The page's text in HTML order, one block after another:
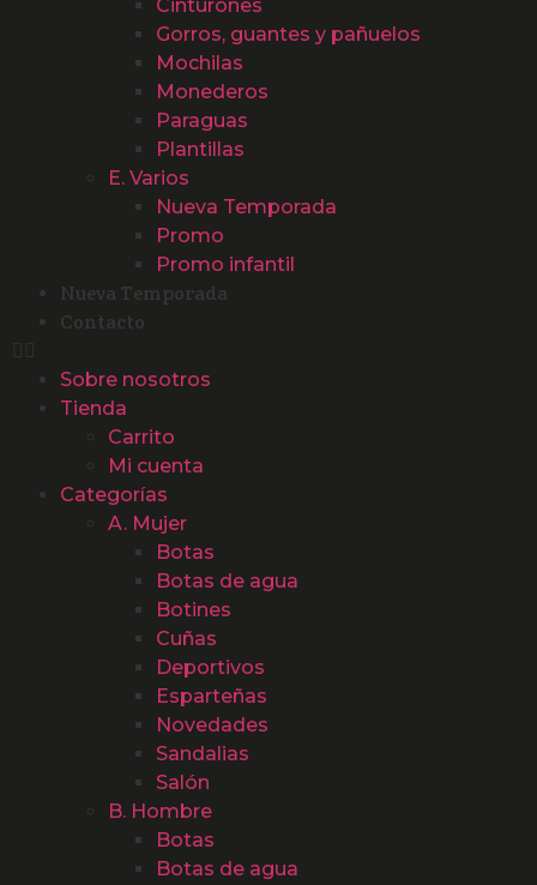
Cinturones
Gorros, guantes y pañuelos
Mochilas
Monederos
Paraguas
Plantillas
E. Varios
Nueva Temporada
Promo
Promo infantil
Nueva Temporada
Contacto
Sobre nosotros
Tienda
Carrito
Mi cuenta
Categorías
A. Mujer
Botas
Botas de agua
Botines
Cuñas
Deportivos
Esparteñas
Novedades
Sandalias
Salón
B. Hombre
Botas
Botas de agua